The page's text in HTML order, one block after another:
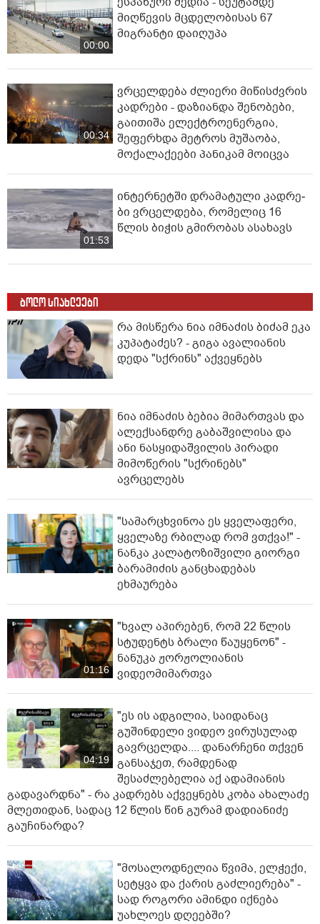
00:00
მიღწევის მცდელობისას 67
მიგრანტი დაიღუპა
00:34
ვრცელდება ძლიერი მიწისძვრის
კადრები - დაზიანდა შენობები,
გაითიშა ელექტროენერგია,
შეფერხდა მეტროს მუშაობა,
მოქალაქეები პანიკამ მოიცვა
01:53
ინ­ტერ­ნეტ­ში დრა­მა­ტუ­ლი კად­რე­
ბი ვრცელდება, რომელიც 16
წლის ბიჭის გმირობას ასახავს
ბოლო სიახლეები
რა მისწერა ნია იმნაძის ბიძამ ეკა
კუპატაძეს? - გიგა ავალიანის
დედა "სქრინს" აქვეყნებს
ნია იმნაძის ბებია მიმართვას და
ალექსანდრე გაბაშვილისა და
ანი ნასყიდაშვილის პირადი
მიმოწერის "სქრინებს"
ავრცელებს
"სა­მარ­ცხვი­ნოა ეს ყვე­ლა­ფე­რი,
ყვე­ლა­ზე რბი­ლად რომ ვთქვა!" -
ნანკა კალატოზიშვილი გიორგი
ბარამიძის განცხადებას
ეხმაურება
01:16
"ხვალ აპირებენ, რომ 22 წლის
სტუდენტს ბრალი წაუყენონ" -
ნანუკა ჟორჟოლიანის
ვიდეომიმართვა
04:19
"ეს ის ადგილია, საიდანაც
გუშინდელი ვიდეო ვირუსულად
გავრცელდა.... დანარჩენი თქვენ
განსაჯეთ, რამდენად
შესაძლებელია აქ ადამიანის
გადავარდნა" - რა კადრებს აქვეყნებს კობა ახალაძე
მლეთიდან, სადაც 12 წლის წინ გურამ დადიანიძე
გაუჩინარდა?
"მოსალოდნელია წვიმა, ელჭექი,
სეტყვა და ქარის გაძლიერება" -
სად როგორი ამინდი იქნება
უახლოეს დღეებში?